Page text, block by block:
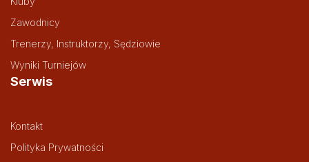
Zawodnicy
Trenerzy, Instruktorzy, Sędziowie
Wyniki Turniejów
Serwis
Kontakt
Polityka Prywatności